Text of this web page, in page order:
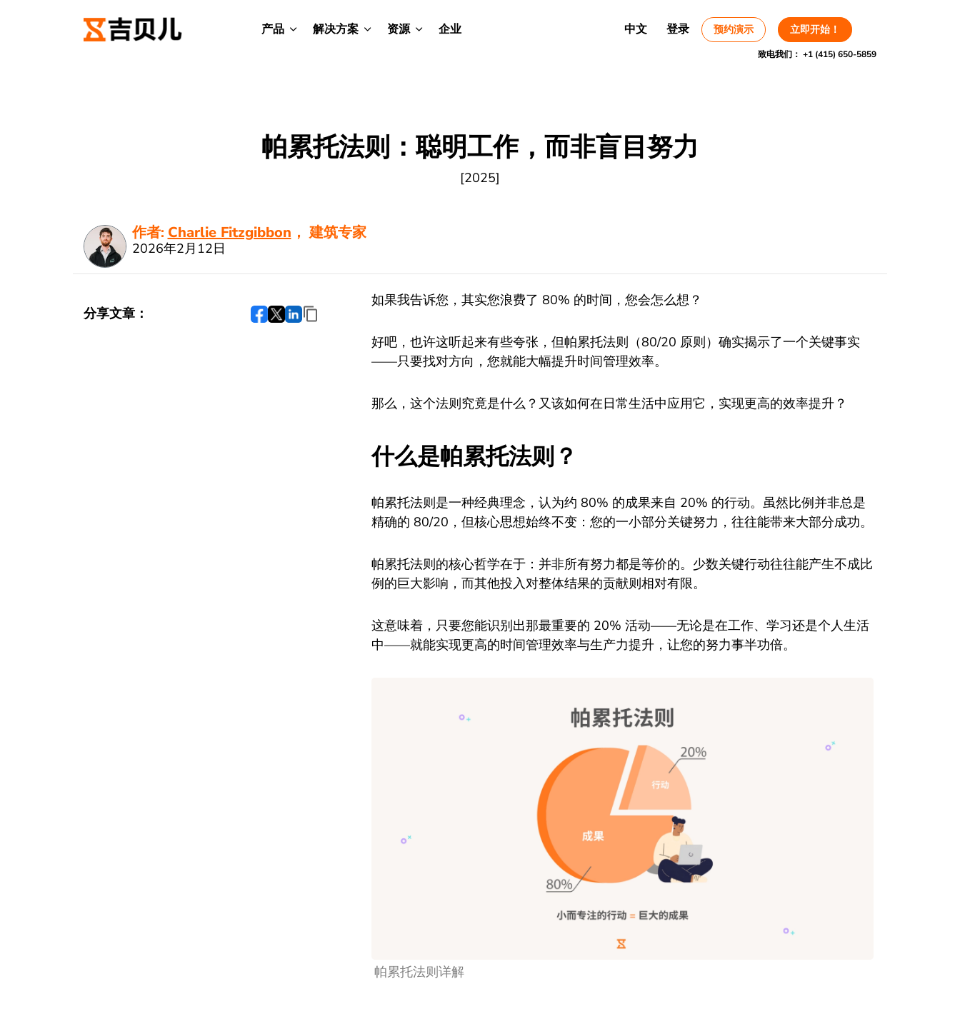
产品 解决方案 资源 企业 中文 登录 预约演示 立即开始！
致电我们： +1 (415) 650-5859
帕累托法则：聪明工作，而非盲目努力
[2025]
作者: Charlie Fitzgibbon ， 建筑专家
2026年2月12日
分享文章：
如果我告诉您，其实您浪费了 80% 的时间，您会怎么想？
好吧，也许这听起来有些夸张，但帕累托法则（80/20 原则）确实揭示了一个关键事实
——只要找对方向，您就能大幅提升时间管理效率。
那么，这个法则究竟是什么？又该如何在日常生活中应用它，实现更高的效率提升？
什么是帕累托法则？
帕累托法则是一种经典理念，认为约 80% 的成果来自 20% 的行动。虽然比例并非总是
精确的 80/20，但核心思想始终不变：您的一小部分关键努力，往往能带来大部分成功。
帕累托法则的核心哲学在于：并非所有努力都是等价的。少数关键行动往往能产生不成比
例的巨大影响，而其他投入对整体结果的贡献则相对有限。
这意味着，只要您能识别出那最重要的 20% 活动——无论是在工作、学习还是个人生活
中——就能实现更高的时间管理效率与生产力提升，让您的努力事半功倍。
帕累托法则详解